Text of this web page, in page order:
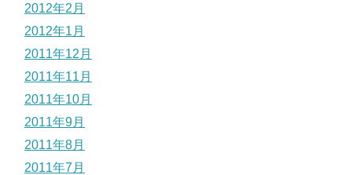
2012年2月
2012年1月
2011年12月
2011年11月
2011年10月
2011年9月
2011年8月
2011年7月